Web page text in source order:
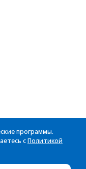
программы.
с Политикой